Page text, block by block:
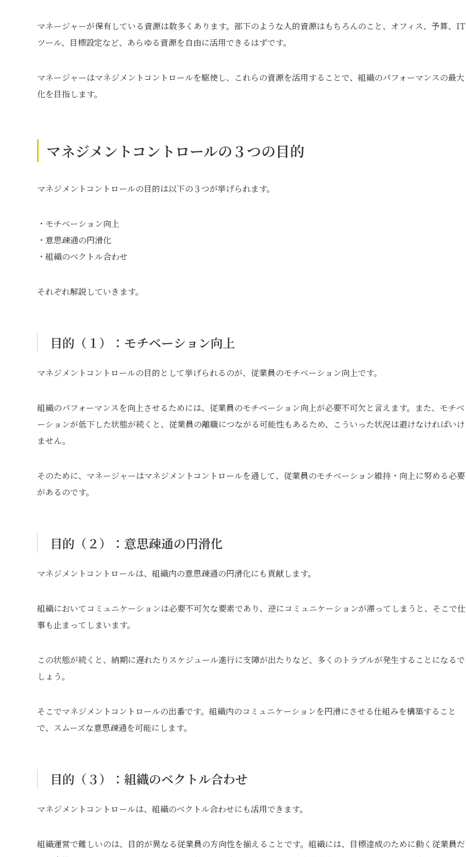
マネージャーが保有している資源は数多くあります。部下のような人的資源はもちろんのこと、オフィス、予算、IT
ツール、目標設定など、あらゆる資源を自由に活用できるはずです。
マネージャーはマネジメントコントロールを駆使し、これらの資源を活用することで、組織のパフォーマンスの最大
化を目指します。
マネジメントコントロールの３つの目的
マネジメントコントロールの目的は以下の３つが挙げられます。
・モチベーション向上
・意思疎通の円滑化
・組織のベクトル合わせ
それぞれ解説していきます。
目的（１）：モチベーション向上
マネジメントコントロールの目的として挙げられるのが、従業員のモチベーション向上です。
組織のパフォーマンスを向上させるためには、従業員のモチベーション向上が必要不可欠と言えます。また、モチベ
ーションが低下した状態が続くと、従業員の離職につながる可能性もあるため、こういった状況は避けなければいけ
ません。
そのために、マネージャーはマネジメントコントロールを通して、従業員のモチベーション維持・向上に努める必要
があるのです。
目的（２）：意思疎通の円滑化
マネジメントコントロールは、組織内の意思疎通の円滑化にも貢献します。
組織においてコミュニケーションは必要不可欠な要素であり、逆にコミュニケーションが滞ってしまうと、そこで仕
事も止まってしまいます。
この状態が続くと、納期に遅れたりスケジュール進行に支障が出たりなど、多くのトラブルが発生することになるで
しょう。
そこでマネジメントコントロールの出番です。組織内のコミュニケーションを円滑にさせる仕組みを構築すること
で、スムーズな意思疎通を可能にします。
目的（３）：組織のベクトル合わせ
マネジメントコントロールは、組織のベクトル合わせにも活用できます。
組織運営で難しいのは、目的が異なる従業員の方向性を揃えることです。組織には、目標達成のために動く従業員だ